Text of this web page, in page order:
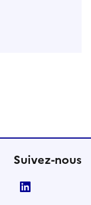
Suivez-nous